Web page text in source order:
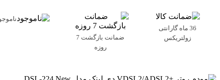
36 ماه گارانتی
زولتریکس
ضمانت بازگشت 7
روزه